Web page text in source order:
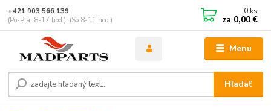
Menu
Hľadať
+421 903 566 139
(Po-Pia, 8-17 hod.), (So 8-11 hod.)
0 ks
za 0,00 €